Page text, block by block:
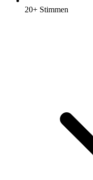
20+ Stimmen